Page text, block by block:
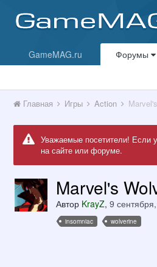
GameMAG.ru Форумы
Главная Игры Action
Уважаемые посетители! Если
на сайте или форуме.
Marvel's
Автор KrayZ, 9
insomniac wolverine